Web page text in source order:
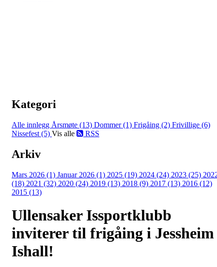
Kategori
Alle innlegg Årsmøte (13) Dommer (1) Frigåing (2) Frivillige (6)
Nissefest (5) Vis alle RSS
Arkiv
Mars 2026 (1) Januar 2026 (1) 2025 (19) 2024 (24) 2023 (25)
(18) 2021 (32) 2020 (24) 2019 (13) 2018 (9) 2017 (13) 2016 (12)
2015 (13)
Ullensaker Issportklubb
inviterer til frigåing i Jessheim
Ishall!